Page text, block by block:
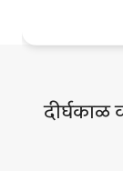
दीर्घकाळ